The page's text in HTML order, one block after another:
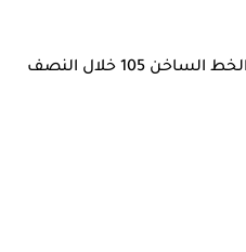
الصحة: ارتفاع الإقبال على الخط الساخن 105 خلال النصف